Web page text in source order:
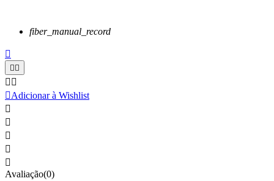
fiber_manual_record


 
Adicionar à Wishlist





Avaliação(0)